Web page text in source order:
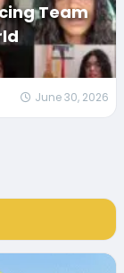
Team
June 30, 2026